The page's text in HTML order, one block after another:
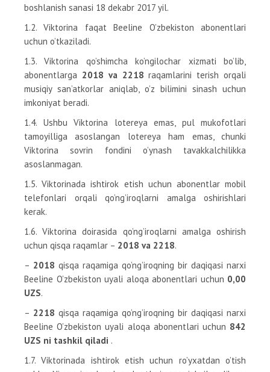
boshlanish sanasi 18 dekabr 2017 yil.
1.2. Viktorina faqat Beeline O’zbekiston abonentlari
uchun o’tkaziladi.
1.3. Viktorina qo’shimcha ko’ngilochar xizmati bo’lib,
abonentlarga 2018 va 2218 raqamlarini terish orqali
musiqiy san’atkorlar aniqlab, o’z bilimini sinash uchun
imkoniyat beradi.
1.4. Ushbu Viktorina lotereya emas, pul mukofotlari
tamoyilliga asoslangan lotereya ham emas, chunki
Viktorina sovrin fondini o’ynash tavakkalchilikka
asoslanmagan.
1.5. Viktorinada ishtirok etish uchun abonentlar mobil
telefonlari orqali qo’ng’iroqlarni amalga oshirishlari
kerak.
1.6. Viktorina doirasida qo’ng’iroqlarni amalga oshirish
uchun qisqa raqamlar – 2018 va 2218.
– 2018 qisqa raqamiga qo’ng’iroqning bir daqiqasi narxi
Beeline O’zbekiston uyali aloqa abonentlari uchun 0,00
UZS.
– 2218 qisqa raqamiga qo’ng’iroqning bir daqiqasi narxi
Beeline O’zbekiston uyali aloqa abonentlari uchun 842
UZS ni tashkil qiladi .
1.7. Viktorinada ishtirok etish uchun ro’yxatdan o’tish